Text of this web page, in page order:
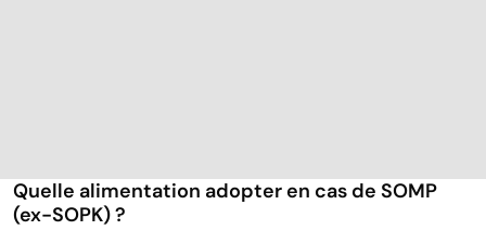
Quelle alimentation adopter en cas de SOMP
(ex-SOPK) ?